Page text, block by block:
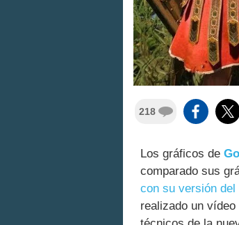
218
Los gráficos de
comparado sus
con su versión del
realizado un vídeo